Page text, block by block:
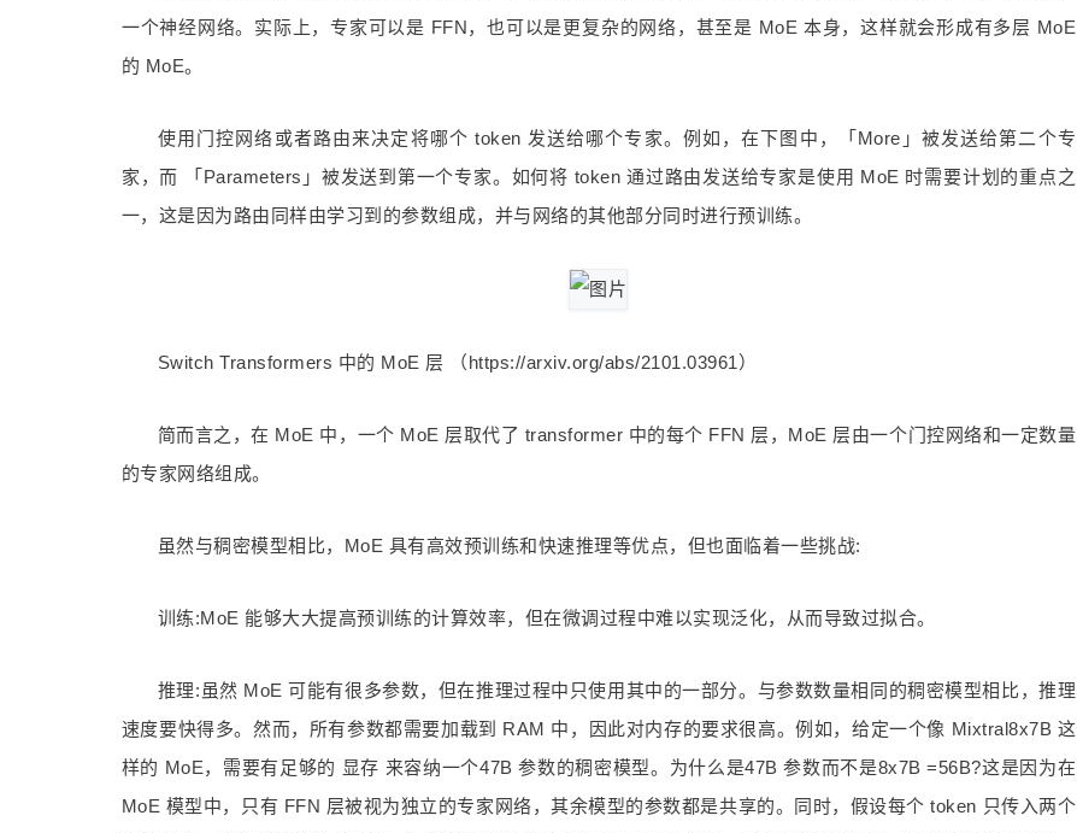
一个神经网络。实际上，专家可以是 FFN，也可以是更复杂的网络，甚至是 MoE 本身，这样就会形成有多层 MoE
的 MoE。
使用门控网络或者路由来决定将哪个 token 发送给哪个专家。例如，在下图中，「More」被发送给第二个专
家，而 「Parameters」被发送到 第一个专家。如何将 token 通过路由发送给专家是使用 MoE 时需要计划的重点之
一，这是因为路由同样由学习到的参数组成，并与网络的其他部分同时进行预训练。
Switch Transformers 中的 MoE 层 （https://arxiv.org/abs/2101.03961）
简而言之，在 MoE 中，一个 MoE 层取代了 transformer 中的每个 FFN 层，MoE 层由一个门控网络和一定数量
的专家网络组成。
虽然与稠密模型相比，MoE 具有高效预训练和快速推理等优点，但也面临着一些挑战:
训练:MoE 能够大大提高预训练的计算效率，但在微调过程中难以实现泛化，从而导致过拟合。
推理:虽然 MoE 可能有很多参数，但在推理过程中只使用其中的一部分。与参数数量相同的稠密模型相比，推理
速度要快得多。然而，所有参数都需要加载到 RAM 中，因此对内存的要求很高。例如，给定一个像 Mixtral8x7B 这
样的 MoE，需要有足够的 显存 来容纳一个47B 参数的稠密模型。为什么是47B 参数而不是8x7B =56B?这是因为在
MoE 模型中，只有 FFN 层被视为独立的专家网络，其余模型的参数都是共享的。同时，假设每个 token 只传入两个